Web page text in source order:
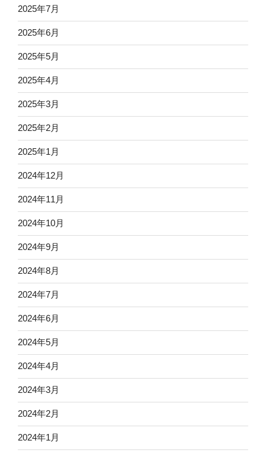
2025年7月
2025年6月
2025年5月
2025年4月
2025年3月
2025年2月
2025年1月
2024年12月
2024年11月
2024年10月
2024年9月
2024年8月
2024年7月
2024年6月
2024年5月
2024年4月
2024年3月
2024年2月
2024年1月